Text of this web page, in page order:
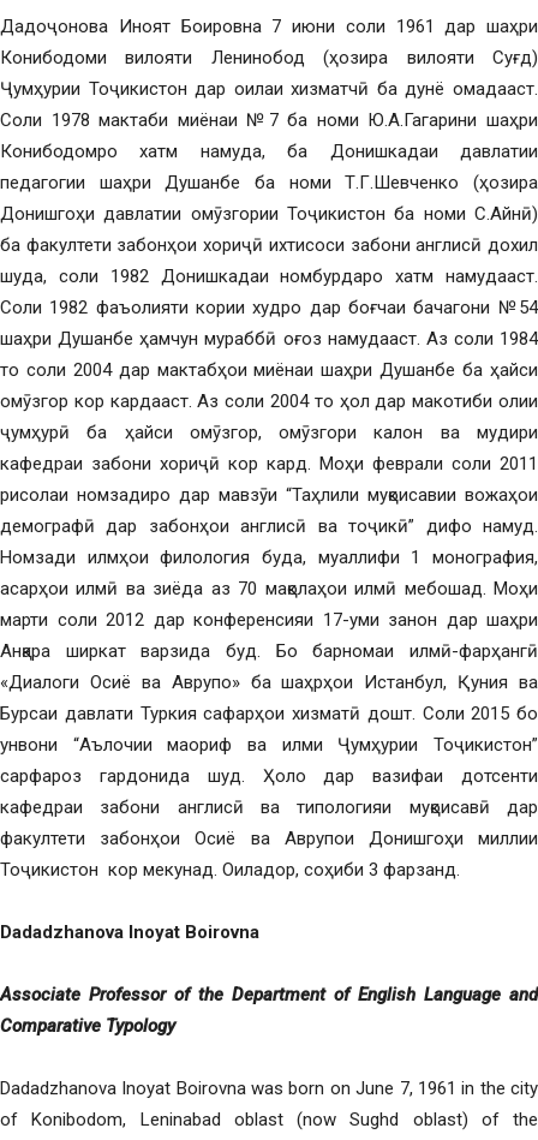
Дадоҷонова Иноят Боировна 7 июни соли 1961 дар шаҳри
Конибодоми вилояти Ленинобод (ҳозира вилояти Суғд)
Ҷумҳурии Тоҷикистон дар оилаи хизматчӣ ба дунё омадааст.
Соли 1978 мактаби миёнаи №7 ба номи Ю.А.Гагарини шаҳри
Конибодомро хатм намуда, ба Донишкадаи давлатии
педагогии шаҳри Душанбе ба номи Т.Г.Шевченко (ҳозира
Донишгоҳи давлатии омӯзгории Тоҷикистон ба номи С.Айнӣ)
ба факултети забонҳои хориҷӣ ихтисоси забони англисӣ дохил
шуда, соли 1982 Донишкадаи номбурдаро хатм намудааст.
Соли 1982 фаъолияти кории худро дар боғчаи бачагони №54
шаҳри Душанбе ҳамчун мураббӣ оғоз намудааст. Аз соли 1984
то соли 2004 дар мактабҳои миёнаи шаҳри Душанбе ба ҳайси
омӯзгор кор кардааст. Аз соли 2004 то ҳол дар макотиби олии
ҷумҳурӣ ба ҳайси омӯзгор, омӯзгори калон ва мудири
кафедраи забони хориҷӣ кор кард. Моҳи феврали соли 2011
рисолаи номзадиро дар мавзӯи “Таҳлили муқоисавии вожаҳои
демографӣ дар забонҳои англисӣ ва тоҷикӣ” дифо намуд.
Номзади илмҳои филология буда, муаллифи 1 монография,
асарҳои илмӣ ва зиёда аз 70 мақолаҳои илмӣ мебошад. Моҳи
марти соли 2012 дар конференсияи 17-уми занон дар шаҳри
Анқара ширкат варзида буд. Бо барномаи илмӣ-фарҳангӣ
«Диалоги Осиё ва Аврупо» ба шаҳрҳои Истанбул, Қуния ва
Бурсаи давлати Туркия сафарҳои хизматӣ дошт. Соли 2015 бо
унвони “Аълочии маориф ва илми Ҷумҳурии Тоҷикистон”
сарфароз гардонида шуд. Ҳоло дар вазифаи дотсенти
кафедраи забони англисӣ ва типологияи муқоисавӣ дар
факултети забонҳои Осиё ва Аврупои Донишгоҳи миллии
Тоҷикистон кор мекунад. Оиладор, соҳиби 3 фарзанд.
Dadadzhanova Inoyat Boirovna
Associate Professor of the Department of English Language and
Comparative Typology
Dadadzhanova Inoyat Boirovna was born on June 7, 1961 in the city
of Konibodom, Leninabad oblast (now Sughd oblast) of the